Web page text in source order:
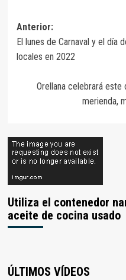
Navegación
de
Anterior:
El lunes de Carnaval y el día
locales en 2022
Orellana celebrará este
merienda,
Utiliza el contenedor
aceite de cocina usado
ÚLTIMOS VÍDEOS